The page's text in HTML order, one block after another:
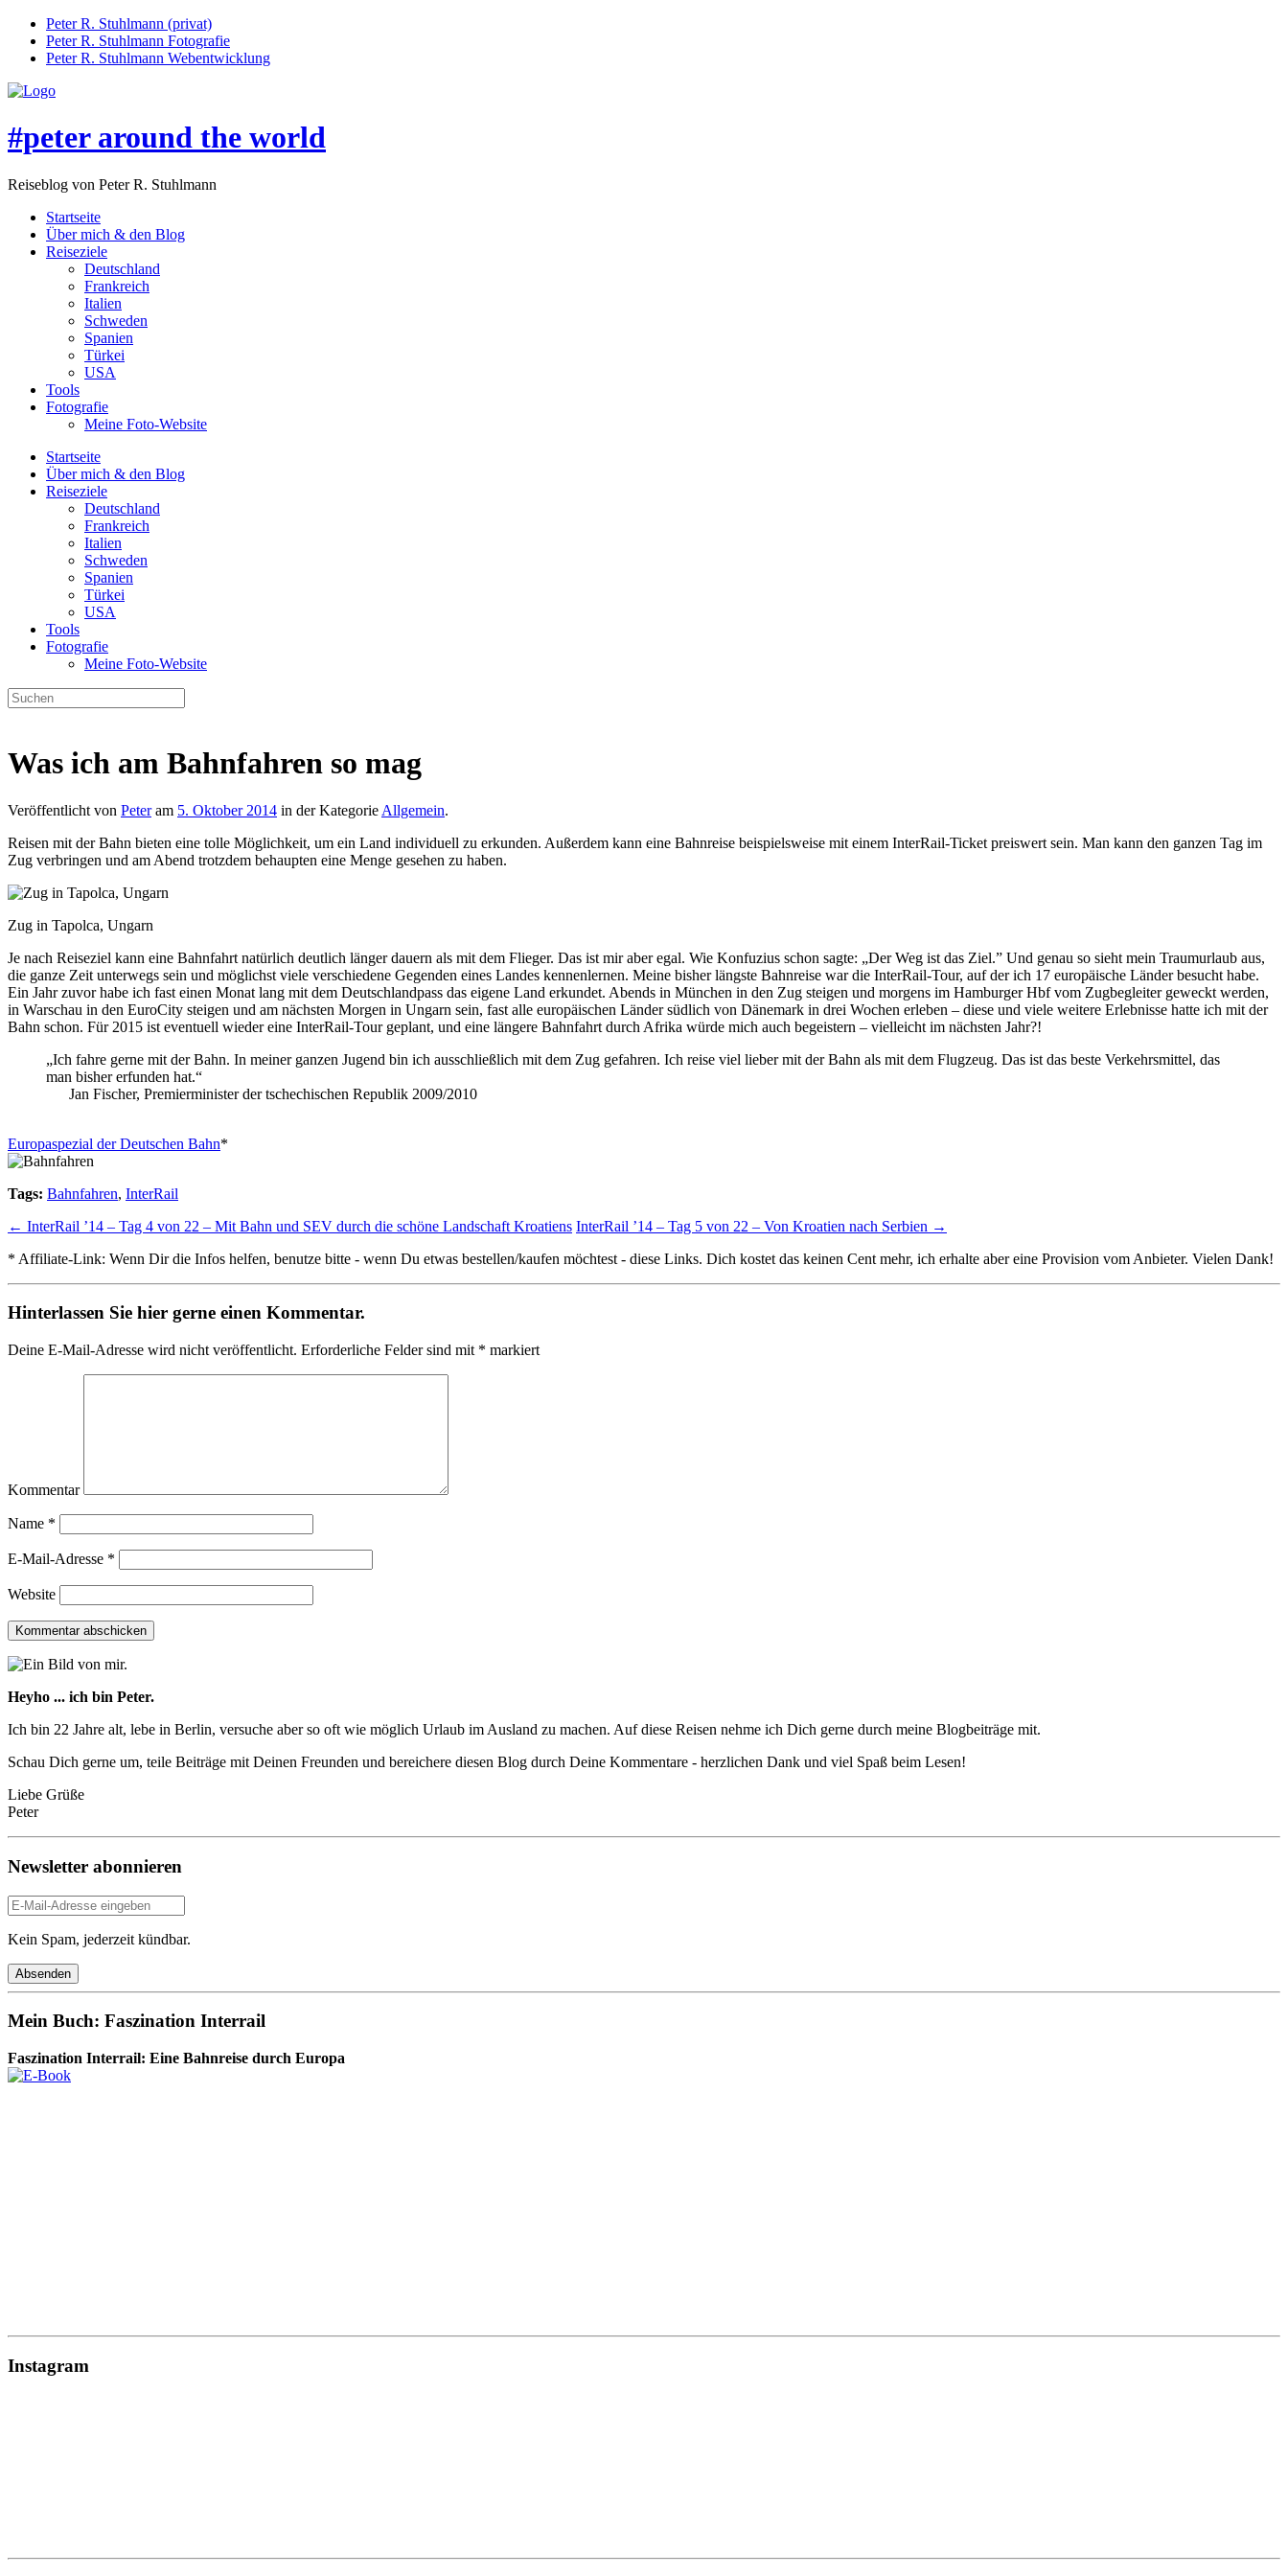
Peter R. Stuhlmann (privat)
Peter R. Stuhlmann Fotografie
Peter R. Stuhlmann Webentwicklung
#peter around the world
Reiseblog von Peter R. Stuhlmann
Startseite
Über mich & den Blog
Reiseziele
Deutschland
Frankreich
Italien
Schweden
Spanien
Türkei
USA
Tools
Fotografie
Meine Foto-Website
Startseite
Über mich & den Blog
Reiseziele
Deutschland
Frankreich
Italien
Schweden
Spanien
Türkei
USA
Tools
Fotografie
Meine Foto-Website
Was ich am Bahnfahren so mag
Veröffentlicht von Peteram 5. Oktober 2014 in der Kategorie Allgemein.
Reisen mit der Bahn bieten eine tolle Möglichkeit, um ein Land individuell zu erkunden. Außerdem kann eine Bahnreise beispielsweise mit einem InterRail-Ticket preiswert sein. Man kann den ganzen Tag im
Zug verbringen und am Abend trotzdem behaupten eine Menge gesehen zu haben.
Zug in Tapolca, Ungarn
Je nach Reiseziel kann eine Bahnfahrt natürlich deutlich länger dauern als mit dem Flieger. Das ist mir aber egal. Wie Konfuzius schon sagte: „Der Weg ist das Ziel.” Und genau so sieht mein Traumurlaub aus,
die ganze Zeit unterwegs sein und möglichst viele verschiedene Gegenden eines Landes kennenlernen. Meine bisher längste Bahnreise war die InterRail-Tour, auf der ich 17 europäische Länder besucht habe.
Ein Jahr zuvor habe ich fast einen Monat lang mit dem Deutschlandpass das eigene Land erkundet. Abends in München in den Zug steigen und morgens im Hamburger Hbf vom Zugbegleiter geweckt werden,
in Warschau in den EuroCity steigen und am nächsten Morgen in Ungarn sein, fast alle europäischen Länder südlich von Dänemark in drei Wochen erleben – diese und viele weitere Erlebnisse hatte ich mit der
Bahn schon. Für 2015 ist eventuell wieder eine InterRail-Tour geplant, und eine längere Bahnfahrt durch Afrika würde mich auch begeistern – vielleicht im nächsten Jahr?!
„Ich fahre gerne mit der Bahn. In meiner ganzen Jugend bin ich ausschließlich mit dem Zug gefahren. Ich reise viel lieber mit der Bahn als mit dem Flugzeug. Das ist das beste Verkehrsmittel, das
man bisher erfunden hat.“
Jan Fischer, Premierminister der tschechischen Republik 2009/2010
Europaspezial der Deutschen Bahn*
Tags: Bahnfahren, InterRail
← InterRail ’14 – Tag 4 von 22 – Mit Bahn und SEV durch die schöne Landschaft Kroatiens InterRail ’14 – Tag 5 von 22 – Von Kroatien nach Serbien →
* Affiliate-Link: Wenn Dir die Infos helfen, benutze bitte - wenn Du etwas bestellen/kaufen möchtest - diese Links. Dich kostet das keinen Cent mehr, ich erhalte aber eine Provision vom Anbieter. Vielen Dank!
Hinterlassen Sie hier gerne einen Kommentar.
Deine E-Mail-Adresse wird nicht veröffentlicht. Erforderliche Felder sind mit * markiert
Kommentar
Name *
E-Mail-Adresse *
Website
Heyho ... ich bin Peter.
Ich bin 22 Jahre alt, lebe in Berlin, versuche aber so oft wie möglich Urlaub im Ausland zu machen. Auf diese Reisen nehme ich Dich gerne durch meine Blogbeiträge mit.
Schau Dich gerne um, teile Beiträge mit Deinen Freunden und bereichere diesen Blog durch Deine Kommentare - herzlichen Dank und viel Spaß beim Lesen!
Liebe Grüße
Peter
Newsletter abonnieren
Kein Spam, jederzeit kündbar.
Mein Buch: Faszination Interrail
Faszination Interrail: Eine Bahnreise durch Europa
Instagram